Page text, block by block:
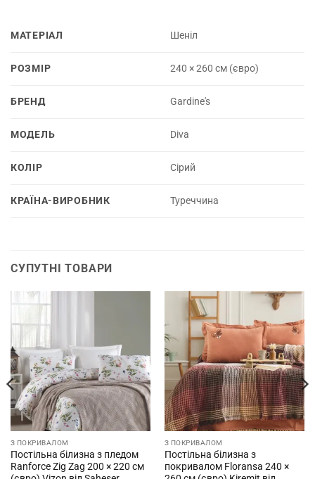
МАТЕРІАЛ Шеніл
РОЗМІР 240 × 260 см (євро)
БРЕНД Gardine's
МОДЕЛЬ Diva
КОЛІР Сірий
КРАЇНА-ВИРОБНИК Туреччина
СУПУТНІ ТОВАРИ
З ПОКРИВАЛОМ
Постільна білизна з пледом
Ranforce Zig Zag 200 × 220 см
З ПОКРИВАЛОМ
Постільна білизна з
покривалом Floransa 240 ×